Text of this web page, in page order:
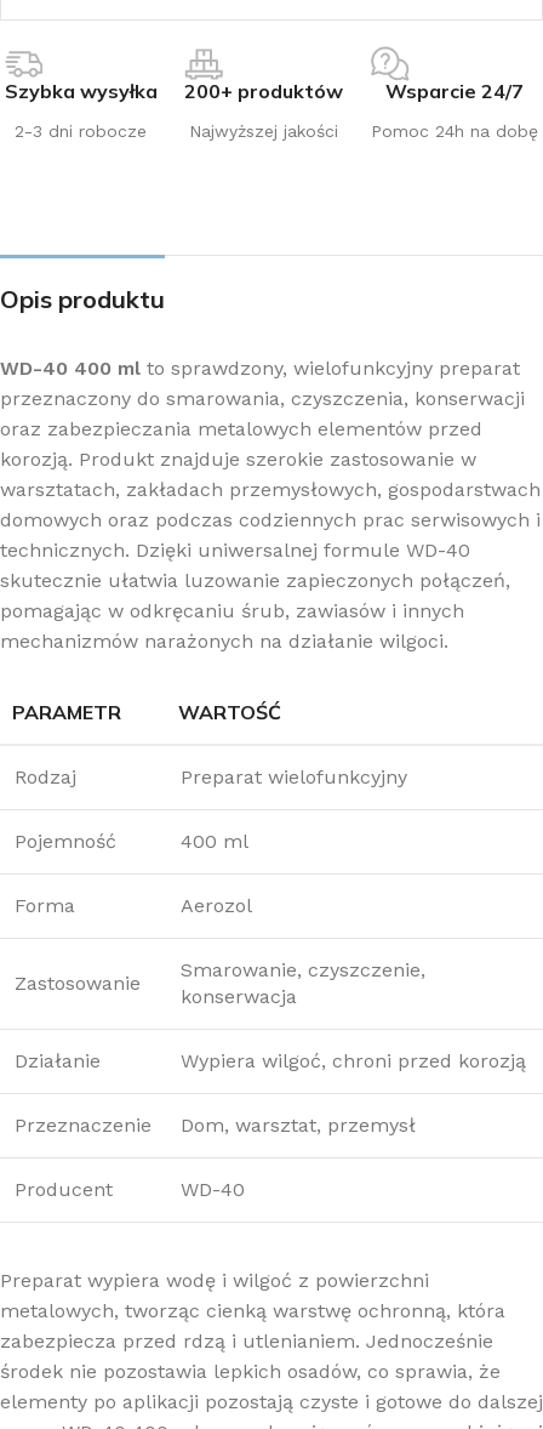
Szybka wysyłka
2-3 dni robocze
200+ produktów
Najwyższej jakości
Wsparcie 24/7
Pomoc 24h na dobę
Opis produktu
WD-40 400 ml to sprawdzony, wielofunkcyjny preparat
przeznaczony do smarowania, czyszczenia, konserwacji
oraz zabezpieczania metalowych elementów przed
korozją. Produkt znajduje szerokie zastosowanie w
warsztatach, zakładach przemysłowych, gospodarstwach
domowych oraz podczas codziennych prac serwisowych i
technicznych. Dzięki uniwersalnej formule WD-40
skutecznie ułatwia luzowanie zapieczonych połączeń,
pomagając w odkręcaniu śrub, zawiasów i innych
mechanizmów narażonych na działanie wilgoci.
PARAMETR WARTOŚĆ
Rodzaj Preparat wielofunkcyjny
Pojemność 400 ml
Forma Aerozol
Zastosowanie
Smarowanie, czyszczenie,
konserwacja
Działanie Wypiera wilgoć, chroni przed korozją
Przeznaczenie Dom, warsztat, przemysł
Producent WD-40
Preparat wypiera wodę i wilgoć z powierzchni
metalowych, tworząc cienką warstwę ochronną, która
zabezpiecza przed rdzą i utlenianiem. Jednocześnie
środek nie pozostawia lepkich osadów, co sprawia, że
elementy po aplikacji pozostają czyste i gotowe do dalszej